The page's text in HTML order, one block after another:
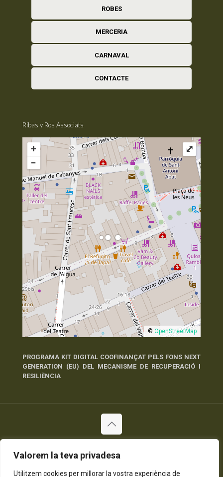
Valorem la teva privadesa
Utilitzem cookies per millorar la vostra experiència de
ROBES
MERCERIA
CARNAVAL
CONTACTE
Ribas y Ros Associats
+
−
© OpenStreetMap
⤢
PROGRAMA KIT DIGITAL COOFINANÇAT PELS FONS NEXT
GENERATION (EU) DEL MECANISME DE RECUPERACIÓ I
RESILIÈNCIA
Política de Privadesa Política de Cookies